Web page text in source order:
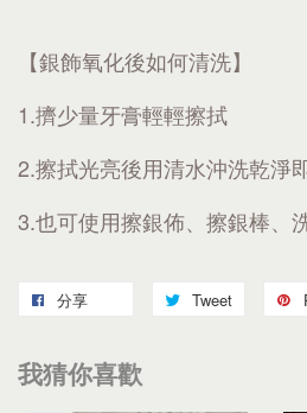
【銀飾氧化後如何清洗】
1.擠少量牙膏輕輕擦拭
2.擦拭光亮後用清水沖洗乾淨
3.也可使用擦銀佈、擦銀棒、
分享 Tweet
我猜你喜歡